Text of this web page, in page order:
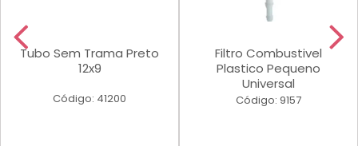
Tubo Sem Trama Preto
12x9
Código: 41200
Filtro Combustivel
Plastico Pequeno
Universal
Código: 9157